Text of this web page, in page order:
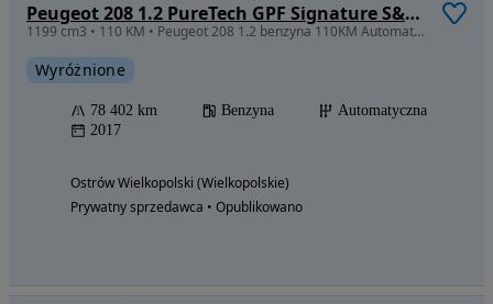
Peugeot 208 1.2 PureTech GPF Signature S&S EAT6
1199 cm3 • 110 KM • Peugeot 208 1.2 benzyna 110KM Automat niski przebieg
Wyróżnione
78 402 km Benzyna
Automatyczna
2017
Ostrów Wielkopolski (Wielkopolskie)
Prywatny sprzedawca • Opublikowano